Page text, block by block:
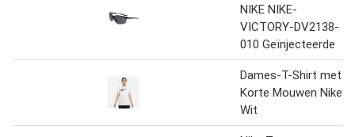
NIKE NIKE-
VICTORY-DV2138-
010 Geïnjecteerde
Dames-T-Shirt met
Korte Mouwen Nike
Wit